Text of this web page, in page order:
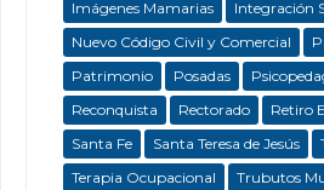
Imágenes Mamarias
Integración
Nuevo Código Civil y Comercial
Patrimonio
Posadas
Reconquista
Rectorado
Retiro
Santa Fe
Santa Teresa de Jesús
Terapia Ocupacional
Trubutos